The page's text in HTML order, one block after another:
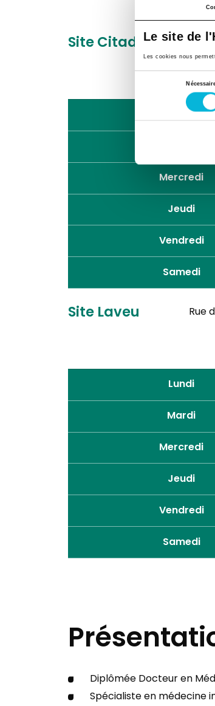
Le site de
Les cookies nous
Site Citadelle
Lundi
Mercredi
Jeudi
Vendredi
Samedi
Site Laveu Rue
Lundi
Mardi
Mercredi
Jeudi
Vendredi
Samedi
Diplômée Docteur en
Spécialiste en médecine